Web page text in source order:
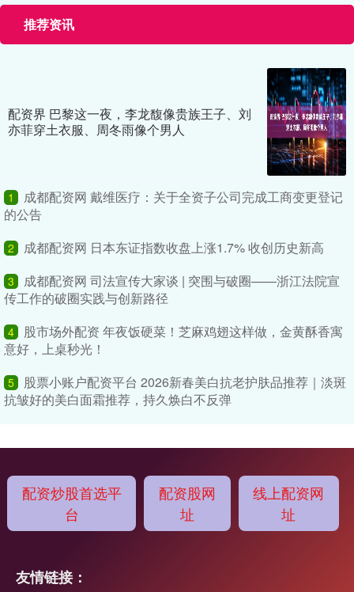
推荐资讯
配资界 巴黎这一夜，李龙馥像贵族王子、刘
亦菲穿土衣服、周冬雨像个男人
1
成都配资网 戴维医疗：关于全资子公司完成工商变更登记
的公告
2 成都配资网 日本东证指数收盘上涨1.7% 收创历史新高
3
成都配资网 司法宣传大家谈 | 突围与破圈——浙江法院宣
传工作的破圈实践与创新路径
4
股市场外配资 年夜饭硬菜！芝麻鸡翅这样做，金黄酥香寓
意好，上桌秒光！
5
股票小账户配资平台 2026新春美白抗老护肤品推荐｜淡斑
抗皱好的美白面霜推荐，持久焕白不反弹
配资炒股首选平
台
配资股网
址
线上配资网
址
友情链接：